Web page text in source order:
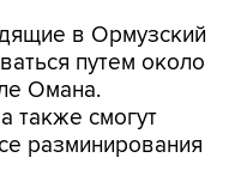
в Ормузский
путем около
Омана.
также смогут
разминирования